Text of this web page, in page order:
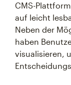
CMS-
auf leicht
Neben der
haben
visualisieren,